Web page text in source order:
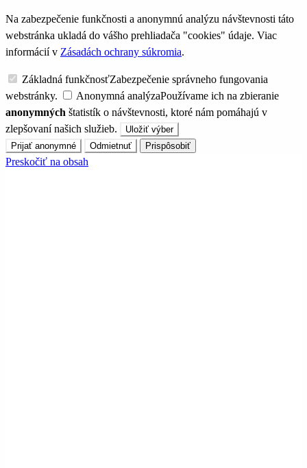
Na zabezpečenie funkčnosti a anonymnú analýzu návštevnosti táto
webstránka ukladá do vášho prehliadača "cookies" údaje. Viac
informácií v Zásadách ochrany súkromia.
Základná funkčnosťZabezpečenie správneho fungovania
webstránky.
Anonymná analýzaPoužívame ich na zbieranie
anonymných štatistík o návštevnosti, ktoré nám pomáhajú v
zlepšovaní našich služieb.
Uložiť výber
Prijať anonymné
Odmietnuť Prispôsobiť
Preskočiť na obsah